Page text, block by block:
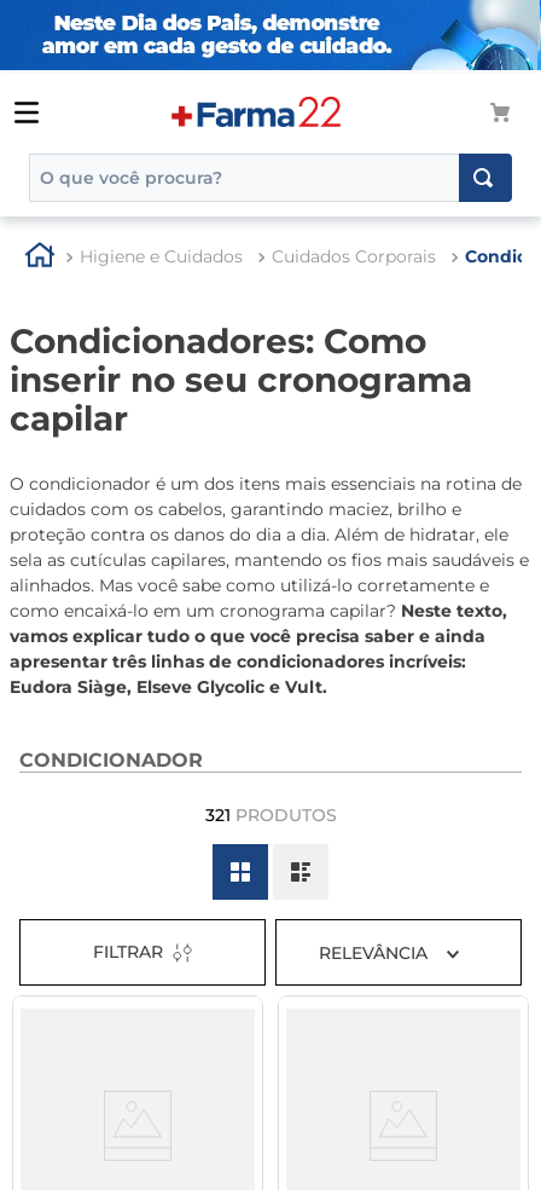
TERMOS MAIS BUSCADOS
1º
tadalafila
3º
generico
4 º
aptamil
5º
nutridrink
6º
rosuvastatina
7º
dipirona
8º
tadalafila 5mg
9º
vitamina
10º rivaroxabana 20mg
Higiene e Cuidados Cuidados Corporais
Condicionadores: Como
inserir no seu cronograma
capilar
O condicionador é um dos itens mais essenciais na rotina de
cuidados com os cabelos, garantindo maciez, brilho e
proteção contra os danos do dia a dia. Além de hidratar, ele
sela as cutículas capilares, mantendo os fios mais saudáveis e
alinhados. Mas você sabe como utilizá-lo corretamente e
como encaixá-lo em um cronograma capilar? Neste texto,
vamos explicar tudo o que você precisa saber e ainda
apresentar três linhas de condicionadores incríveis:
Eudora Siàge, Elseve Glycolic e Vult.
CONDICIONADOR
321 PRODUTOS
FILTRAR RELEVÂNCIA